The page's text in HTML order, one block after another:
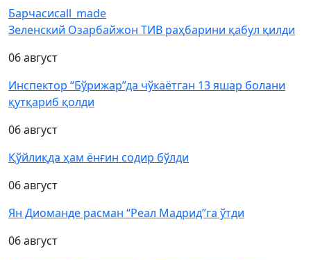
Барчасиcall_made
Зеленский Озарбайжон ТИВ раҳбарини қабул қилди
06 август
Инспектор “Бўрижар”да чўкаётган 13 яшар болани
қутқариб қолди
06 август
Қўйлиқда ҳам ёнғин содир бўлди
06 август
Ян Диоманде расман “Реал Мадрид”га ўтди
06 август